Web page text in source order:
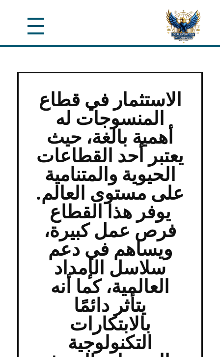
الاستثمار في قطاع
المنسوجات له
أهمية بالغة، حيث
يعتبر أحد القطاعات
الحيوية والمتنامية
على مستوى العالم.
يوفر هذا القطاع
فرص عمل كبيرة،
ويساهم في دعم
سلاسل الإمداد
العالمية، كما أنه
يتأثر دائمًا
بالابتكارات
التكنولوجية